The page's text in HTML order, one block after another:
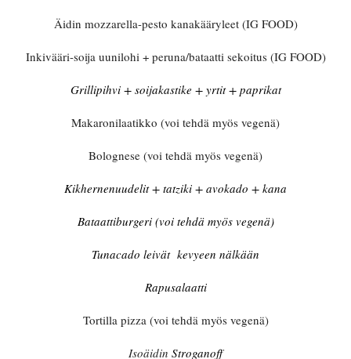
Äidin mozzarella-pesto kanakääryleet (IG FOOD)
Inkivääri-soija uunilohi + peruna/bataatti sekoitus (IG FOOD)
Grillipihvi + soijakastike + yrtit + paprikat
Makaronilaatikko (voi tehdä myös vegenä)
Bolognese (voi tehdä myös vegenä)
Kikhernenuudelit + tatziki + avokado + kana
Bataattiburgeri (voi tehdä myös vegenä)
Tunacado leivätkevyeen nälkään
Rapusalaatti
Tortilla pizza (voi tehdä myös vegenä)
Isoäidin Stroganoff